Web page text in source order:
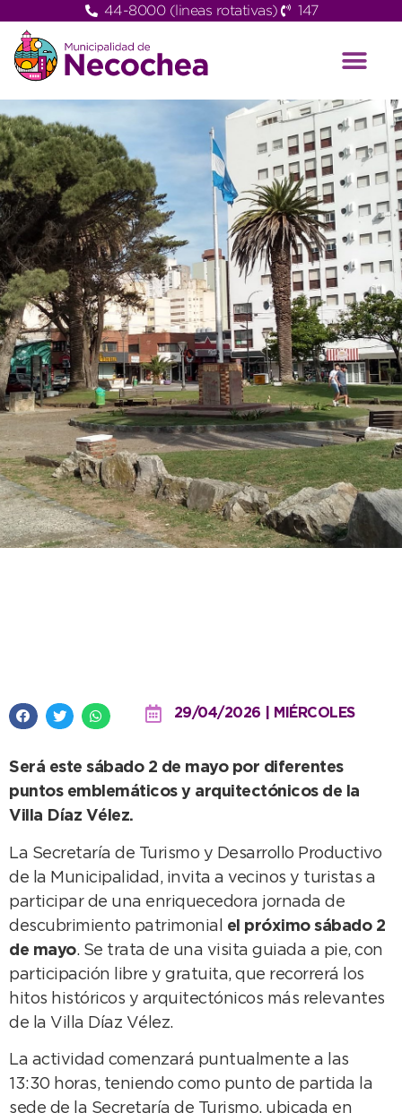
44-8000 (lineas rotativas) 147
29/04/2026 | MIÉRCOLES
Será este sábado 2 de mayo por diferentes
puntos emblemáticos y arquitectónicos de la
Villa Díaz Vélez.
La Secretaría de Turismo y Desarrollo Productivo
de la Municipalidad, invita a vecinos y turistas a
participar de una enriquecedora jornada de
descubrimiento patrimonial el próximo sábado 2
de mayo. Se trata de una visita guiada a pie, con
participación libre y gratuita, que recorrerá los
hitos históricos y arquitectónicos más relevantes
de la Villa Díaz Vélez.
La actividad comenzará puntualmente a las
13:30 horas, teniendo como punto de partida la
sede de la Secretaría de Turismo, ubicada en